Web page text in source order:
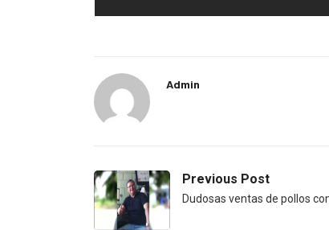
Admin
Previous Post
Dudosas ventas de pollos